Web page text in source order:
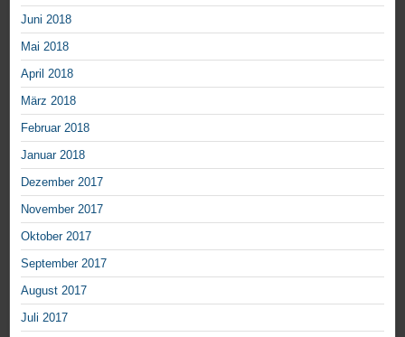
Juni 2018
Mai 2018
April 2018
März 2018
Februar 2018
Januar 2018
Dezember 2017
November 2017
Oktober 2017
September 2017
August 2017
Juli 2017